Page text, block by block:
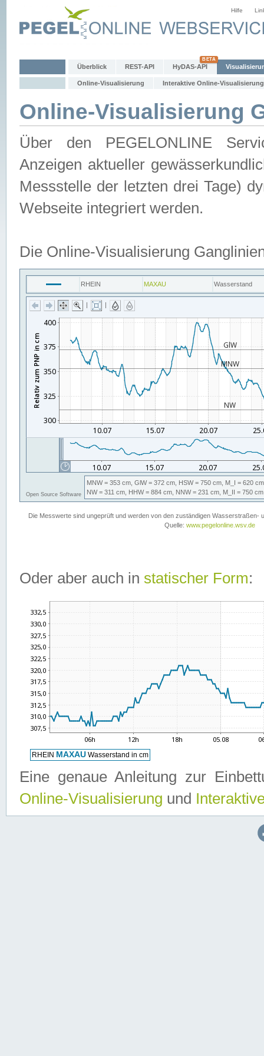
Hilfe
Überblick REST-API HyDAS-API
Online-Visualisierung Interaktive Online-Visualisierung
Online-Visualisierung
Über den PEGELONLINE
Anzeigen aktueller
Messstelle der letzten drei Tage)
Webseite integriert werden.
Die Online-Visualisierung
Oder aber auch in statischer Form:
Eine genaue Anleitung zur
Online-Visualisierung und